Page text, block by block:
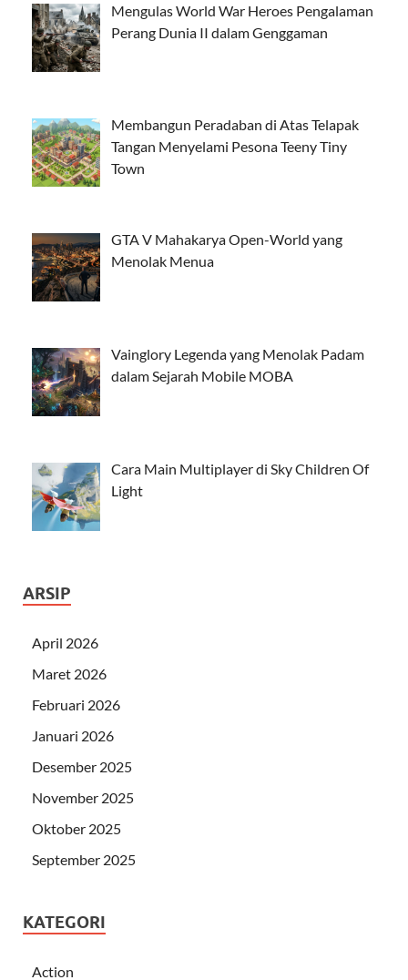
Mengulas World War Heroes Pengalaman
Perang Dunia II dalam Genggaman
Membangun Peradaban di Atas Telapak
Tangan Menyelami Pesona Teeny Tiny
Town
GTA V Mahakarya Open-World yang
Menolak Menua
Vainglory Legenda yang Menolak Padam
dalam Sejarah Mobile MOBA
Cara Main Multiplayer di Sky Children Of
Light
ARSIP
April 2026
Maret 2026
Februari 2026
Januari 2026
Desember 2025
November 2025
Oktober 2025
September 2025
KATEGORI
Action